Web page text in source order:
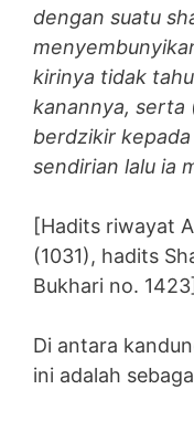
dengan suatu
kirinya tidak
kanannya, serta
berdzikir
sendirian lalu ia
[Hadits riwayat
(1031), hadits
Bukhari no. 1423]
Di antara
ini adalah